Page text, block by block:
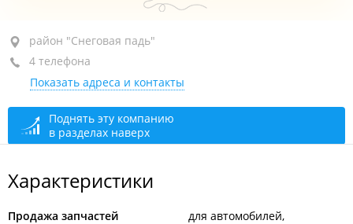
район "Снеговая падь", ул. Бородинская, 26 стр. 14
+7 (423) 268-57-71
+7 (423) 268-57-72
+7 902 482-57-71
+7 950 287-15-36
район "Снеговая падь"
4 телефона
Показать адреса и контакты
Поднять эту компанию
в разделах наверх
Характеристики
Продажа запчастей
для автомобилей